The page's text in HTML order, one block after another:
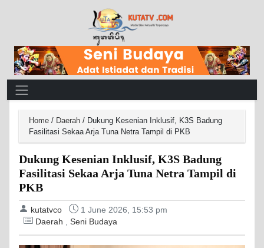
Main Navigation
Home / Daerah / Dukung Kesenian Inklusif, K3S Badung
Fasilitasi Sekaa Arja Tuna Netra Tampil di PKB
Dukung Kesenian Inklusif, K3S Badung
Fasilitasi Sekaa Arja Tuna Netra Tampil di
PKB
kutatvco
1 June 2026, 15:53 pm
Daerah , Seni Budaya